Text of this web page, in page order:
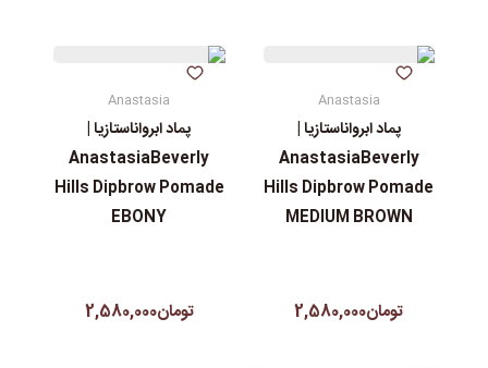
Anastasia
پماد ابرواناستازیا |
AnastasiaBeverly
Hills Dipbrow Pomade
MEDIUM BROWN
تومان2,580,000
Anastasia
پماد ابرواناستازیا |
AnastasiaBeverly
Hills Dipbrow Pomade
EBONY
تومان2,580,000